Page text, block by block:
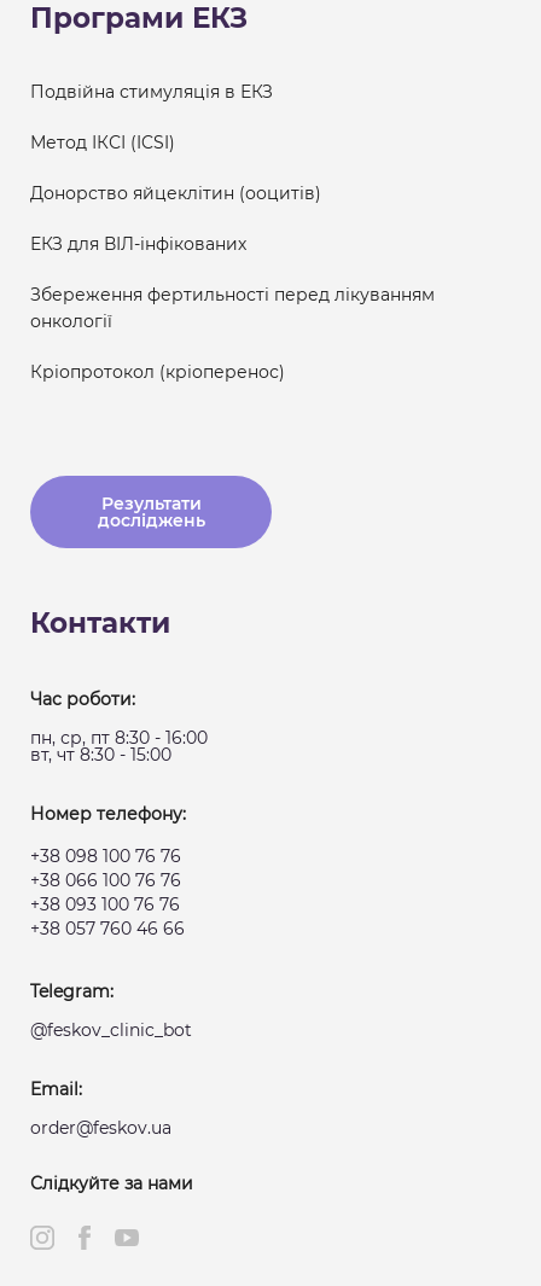
Програми ЕКЗ
Подвійна стимуляція в ЕКЗ
Метод ІКСІ (ICSI)
Донорство яйцеклітин (ооцитів)
ЕКЗ для ВІЛ-інфікованих
Збереження фертильності перед лікуванням
онкології
Кріопротокол (кріоперенос)
Результати
досліджень
Контакти
Час роботи:
пн, ср, пт 8:30 - 16:00
вт, чт 8:30 - 15:00
Номер телефону:
+38 098 100 76 76
+38 066 100 76 76
+38 093 100 76 76
+38 057 760 46 66
Telegram:
@feskov_clinic_bot
Email:
order@feskov.ua
Слідкуйте за нами